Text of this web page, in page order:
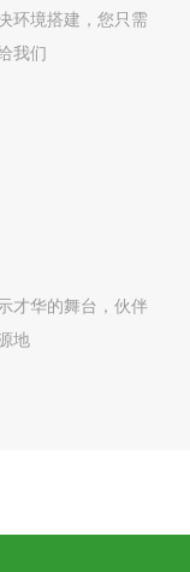
环境搭建，您只需
我们
才华的舞台，伙伴
地